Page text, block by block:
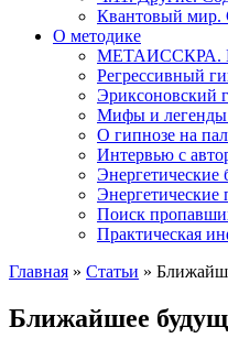
Квантовый мир.
О методике
МЕТАИССКРА.
Регрессивный
Эриксоновский
Мифы и легенды
О гипнозе на
Интервью с
Поиск
Практическая
Главная » Статьи »
Ближайшее